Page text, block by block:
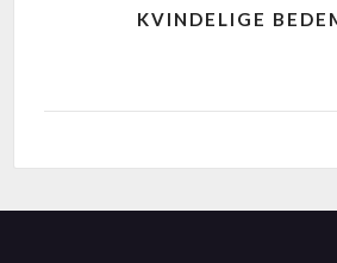
KVINDELIGE